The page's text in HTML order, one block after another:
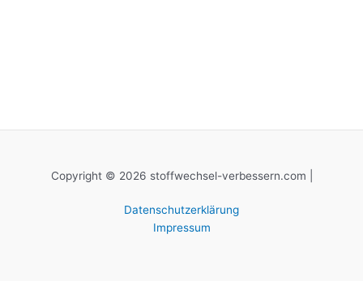
Copyright © 2026 stoffwechsel-verbessern.com |
Datenschutzerklärung
Impressum